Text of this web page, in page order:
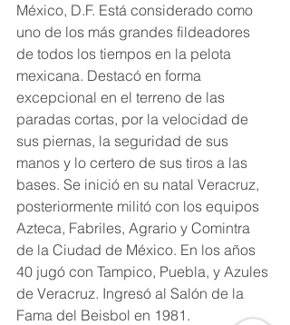
México, D.F. Está considerado como
uno de los más grandes fildeadores
de todos los tiempos en la pelota
mexicana. Destacó en forma
excepcional en el terreno de las
paradas cortas, por la velocidad de
sus piernas, la seguridad de sus
manos y lo certero de sus tiros a las
bases. Se inició en su natal Veracruz,
posteriormente militó con los equipos
Azteca, Fabriles, Agrario y Comintra
de la Ciudad de México. En los años
40 jugó con Tampico, Puebla, y Azules
de Veracruz. Ingresó al Salón de la
Fama del Beisbol en 1981.